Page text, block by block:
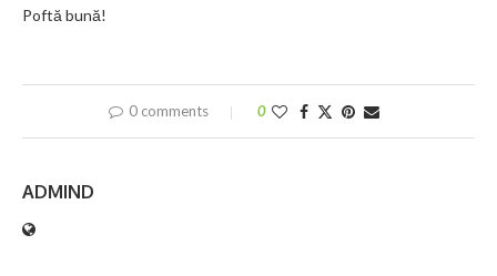
Poftă bună!
0 comments 0
ADMIND